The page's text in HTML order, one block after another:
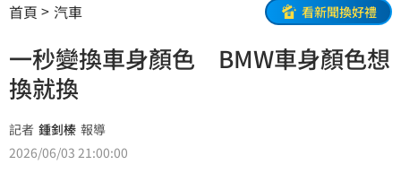
首頁 汽車 看新聞換好禮
一秒變換車身顏色 BMW車身顏色想
換就換
記者 鍾釗榛 報導
2026/06/03 21:00:00